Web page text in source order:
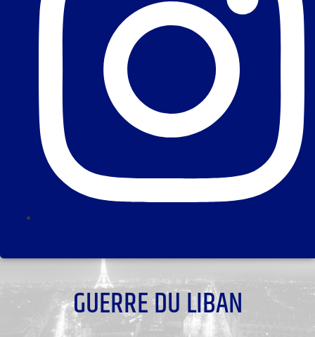
GUERRE DU LIBAN